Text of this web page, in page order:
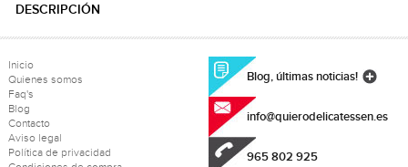
DESCRIPCIÓN
Inicio
Quienes somos
Faq's
Blog
Contacto
Aviso legal
Política de privacidad
Blog, últimas noticias!
info@quierodelicatessen.es
965 802 925